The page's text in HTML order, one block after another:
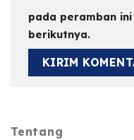
pada peramban
berikutnya.
Tentang